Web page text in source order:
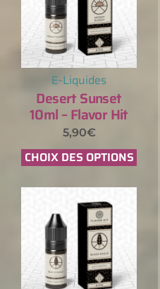
E-Liquides
Desert Sunset
10ml – Flavor Hit
5,90€
CHOIX DES OPTIONS